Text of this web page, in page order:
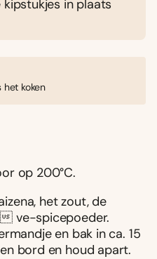
in plaats
het koken
op 200°C.
het zout, de
ve-spicepoeder.
en bak in ca. 15
bord en houd apart.